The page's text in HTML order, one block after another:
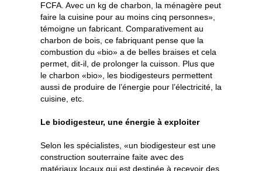
FCFA. Avec un kg de charbon, la ménagère peut
faire la cuisine pour au moins cinq personnes»,
témoigne un fabricant. Comparativement au
charbon de bois, ce fabriquant pense que la
combustion du «bio» a de belles braises et cela
permet, dit-il, de prolonger la cuisson. Plus que
le charbon «bio», les biodigesteurs permettent
aussi de produire de l’énergie pour l’électricité, la
cuisine, etc.
Le biodigesteur, une énergie à exploiter
Selon les spécialistes, «un biodigesteur est une
construction souterraine faite avec des
matériaux locaux qui est destinée à recevoir des